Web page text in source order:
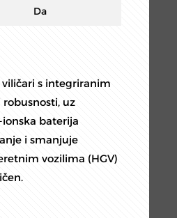
Da
viličari s integriranim
uz
baterija
i smanjuje
vozilima (HGV)